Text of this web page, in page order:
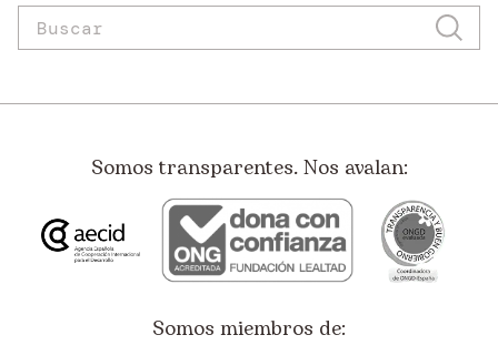
Somos transparentes. Nos avalan:
Somos miembros de: